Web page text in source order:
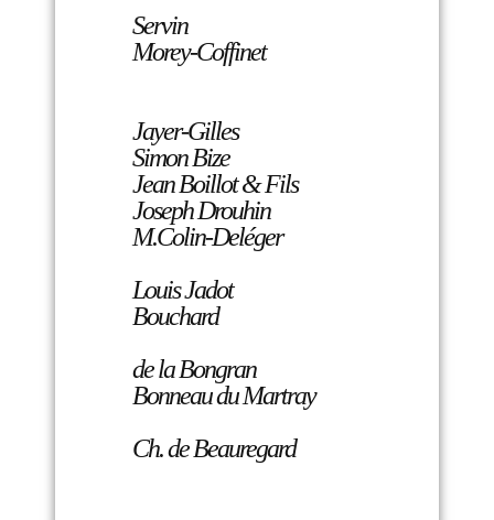
Servin
Morey-Coffinet
Jayer-Gilles
Simon Bize
Jean Boillot & Fils
Joseph Drouhin
M.Colin-Deléger
Louis Jadot
Bouchard
de la Bongran
Bonneau du Martray
Ch. de Beauregard